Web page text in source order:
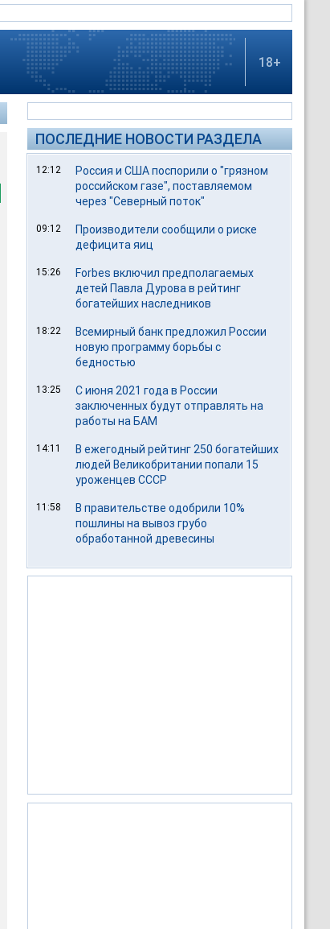
18+
ПОСЛЕДНИЕ НОВОСТИ РАЗДЕЛА
12:12
Россия и США поспорили о "грязном
российском газе", поставляемом
через "Северный поток"
09:12
Производители сообщили о риске
дефицита яиц
15:26
Forbes включил предполагаемых
детей Павла Дурова в рейтинг
богатейших наследников
18:22
Всемирный банк предложил России
новую программу борьбы с
бедностью
13:25
С июня 2021 года в России
заключенных будут отправлять на
работы на БАМ
14:11
В ежегодный рейтинг 250 богатейших
людей Великобритании попали 15
уроженцев СССР
11:58
В правительстве одобрили 10%
пошлины на вывоз грубо
обработанной древесины